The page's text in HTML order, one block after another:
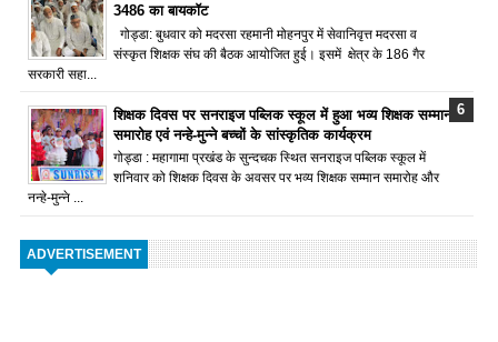
3486 का बायकॉट
गोड्डा: बुधवार को मदरसा रहमानी मोहनपुर में सेवानिवृत्त मदरसा व
संस्कृत शिक्षक संघ की बैठक आयोजित हुई। इसमें क्षेत्र के 186 गैर
सरकारी सहा...
शिक्षक दिवस पर सनराइज पब्लिक स्कूल में हुआ भव्य शिक्षक सम्मान
समारोह एवं नन्हे-मुन्ने बच्चों के सांस्कृतिक कार्यक्रम
गोड्डा : महागामा प्रखंड के सुन्दचक स्थित सनराइज पब्लिक स्कूल में
शनिवार को शिक्षक दिवस के अवसर पर भव्य शिक्षक सम्मान समारोह और
नन्हे-मुन्ने ...
ADVERTISEMENT